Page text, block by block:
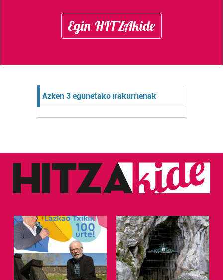
Egin HITZAkide
Azken 3 egunetako irakurrienak